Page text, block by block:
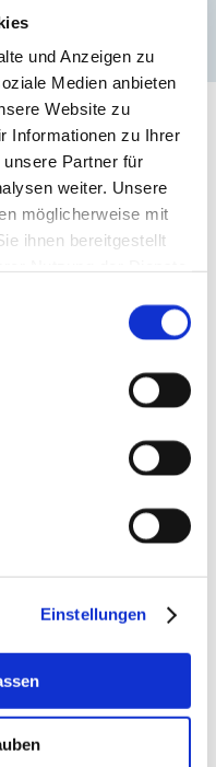
und Anzeigen zu
Medien anbieten
Website zu
Informationen zu Ihrer
Partner für
weiter. Unsere
möglicherweise mit
ihnen bereitgestellt
Einstellungen
Alle News anzeigen »
der Fakultät für
der RWTH Aachen